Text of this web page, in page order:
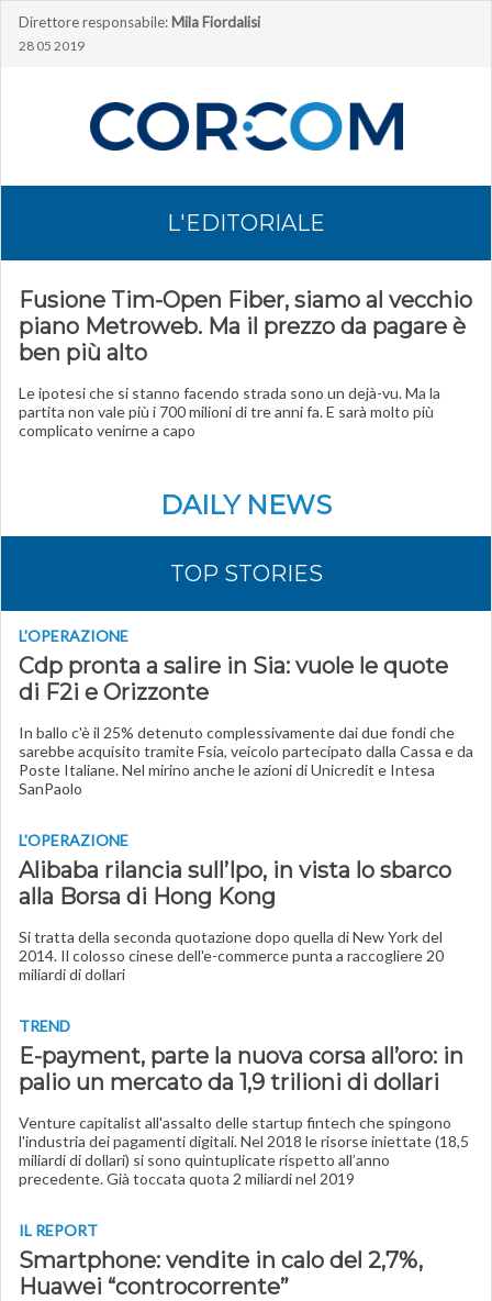
Direttore responsabile: Mila Fiordalisi
28 05 2019
L'EDITORIALE
Fusione Tim-Open Fiber, siamo al vecchio
piano Metroweb. Ma il prezzo da pagare è
ben più alto
Le ipotesi che si stanno facendo strada sono un dejà-vu. Ma la
partita non vale più i 700 milioni di tre anni fa. E sarà molto più
complicato venirne a capo
DAILY NEWS
TOP STORIES
L'OPERAZIONE
Cdp pronta a salire in Sia: vuole le quote
di F2i e Orizzonte
In ballo c'è il 25% detenuto complessivamente dai due fondi che
sarebbe acquisito tramite Fsia, veicolo partecipato dalla Cassa e da
Poste Italiane. Nel mirino anche le azioni di Unicredit e Intesa
SanPaolo
L'OPERAZIONE
Alibaba rilancia sull’Ipo, in vista lo sbarco
alla Borsa di Hong Kong
Si tratta della seconda quotazione dopo quella di New York del
2014. Il colosso cinese dell'e-commerce punta a raccogliere 20
miliardi di dollari
TREND
E-payment, parte la nuova corsa all’oro: in
palio un mercato da 1,9 trilioni di dollari
Venture capitalist all'assalto delle startup fintech che spingono
l'industria dei pagamenti digitali. Nel 2018 le risorse iniettate (18,5
miliardi di dollari) si sono quintuplicate rispetto all’anno
precedente. Già toccata quota 2 miliardi nel 2019
IL REPORT
Smartphone: vendite in calo del 2,7%,
Huawei “controcorrente”